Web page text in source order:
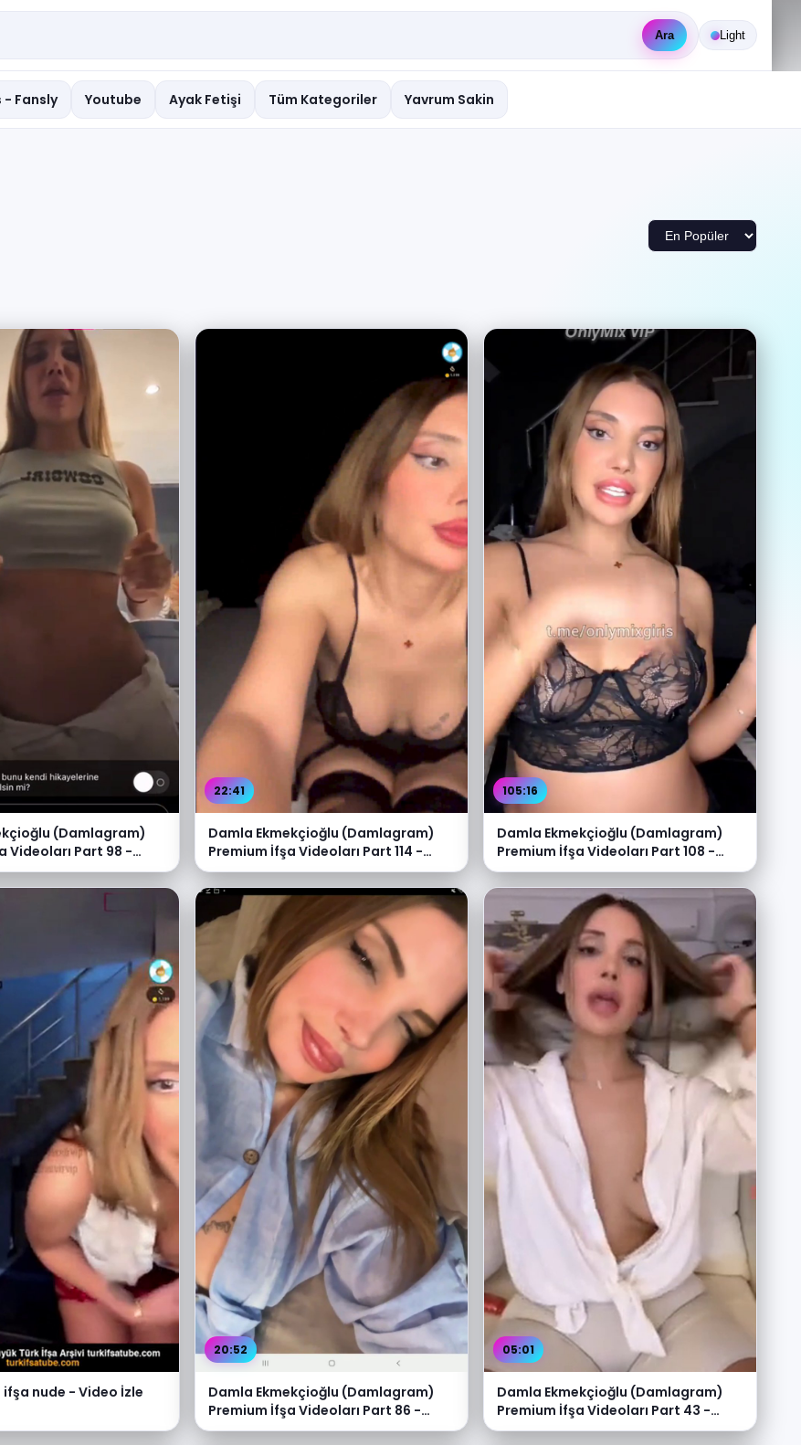
Ara Light
- Fansly Youtube Ayak Fetişi Tüm Kategoriler Yavrum Sakin
(Damlagram)
Videoları Part 98 -
22:41
Damla Ekmekçioğlu (Damlagram)
Premium İfşa Videoları Part 114 -
Video İzle
105:16
Damla Ekmekçioğlu (Damlagram)
Premium İfşa Videoları Part 108 -
Video İzle
nude - Video İzle
20:52
Damla Ekmekçioğlu (Damlagram)
Premium İfşa Videoları Part 86 -
Video İzle
05:01
Damla Ekmekçioğlu (Damlagram)
Premium İfşa Videoları Part 43 -
Video İzle